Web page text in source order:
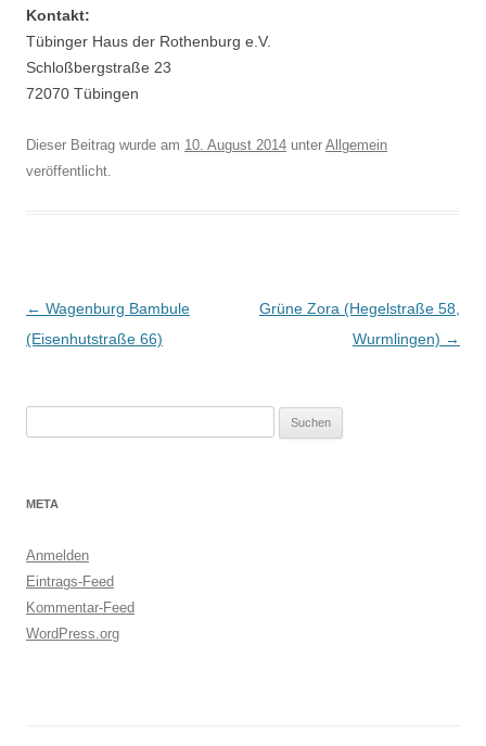
Kontakt:
Tübinger Haus der Rothenburg e.V.
Schloßbergstraße 23
72070 Tübingen
Dieser Beitrag wurde am 10. August 2014 unter Allgemein
veröffentlicht.
Beitragsnavigation
← Wagenburg Bambule
(Eisenhutstraße 66)
Grüne Zora (Hegelstraße 58,
Wurmlingen) →
META
Anmelden
Eintrags-Feed
Kommentar-Feed
WordPress.org